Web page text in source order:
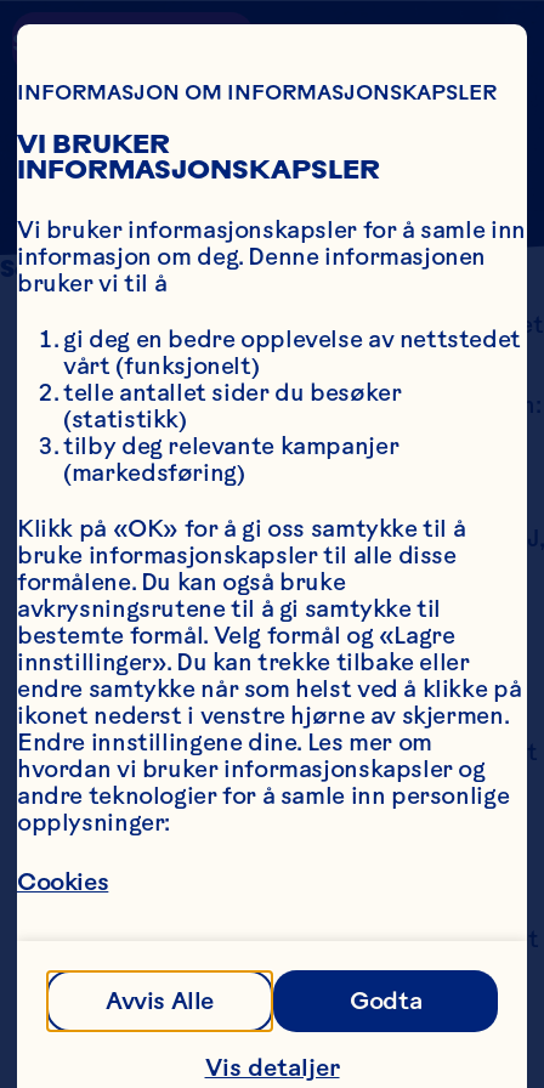
Skip To Main Content
GOOD FOR
THE GUT
Sources
Gao T, Hou M, Zhang B, Pan X, Liu C, Sun C, et
al. Effects of cranberry beverages on
oxidative stress and gut microbiota in
subjects with Helicobacter pylori infection:
a randomized, double-blind, placebo-
controlled trial. Food & Function
2021;12(15):6878-6888. doi:
Lessard-Lord J, Roussel C, Lupien-Meilleur J,
Généreux P, Richard V, Guay V, Roy D,
Desjardins Y. Short term supplementation
with cranberry extract modulates gut
microbiota in human and displays a
bifidogenic effect. NPJ Biofilms
Microbiomes 2024;10(1):18. doi:
10.1038/s41522-024-00493-w.
Li ZX, Ma JL, Guo Y, Liu WD, Li M, Zhang LF, et
al. Suppression of Helicobacter pylori
infection by daily cranberry intake: A
double-blind, randomized, placebo-
Gastroenterology and Hepatology
Othaim AA, Marasini D, Carbonero F. Impact
of cranberry juice consumption on gut and
vaginal microbiota in postmenopausal
women. Food Frontiers 2021;2(3):282-293.
Rodríguez-Morató J, Matthan NR, Liu J, de
INFORMASJON OM INFORMASJONSKAPSLER
VI BRUKER
INFORMASJONSKAPSLER
Vi bruker informasjonskapsler for å samle inn
informasjon om deg. Denne informasjonen
bruker vi til å
gi deg en bedre opplevelse av nettstedet
vårt (funksjonelt)
telle antallet sider du besøker
(statistikk)
tilby deg relevante kampanjer
(markedsføring)
Klikk på «OK» for å gi oss samtykke til å
bruke informasjonskapsler til alle disse
formålene. Du kan også bruke
avkrysningsrutene til å gi samtykke til
bestemte formål. Velg formål og «Lagre
innstillinger». Du kan trekke tilbake eller
endre samtykke når som helst ved å klikke på
ikonet nederst i venstre hjørne av skjermen.
Endre innstillingene dine. Les mer om
hvordan vi bruker informasjonskapsler og
andre teknologier for å samle inn personlige
opplysninger:
Cookies
Avvis Alle Godta
Vis detaljer